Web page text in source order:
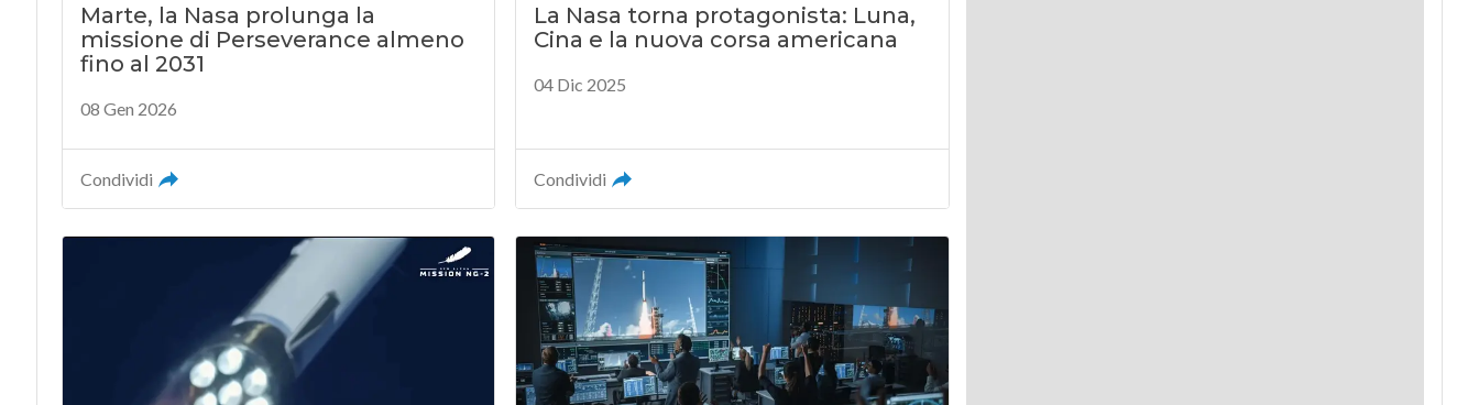
Marte, la Nasa prolunga la
missione di Perseverance almeno
fino al 2031
08 Gen 2026
Condividi
La Nasa torna protagonista: Luna,
Cina e la nuova corsa americana
04 Dic 2025
Condividi